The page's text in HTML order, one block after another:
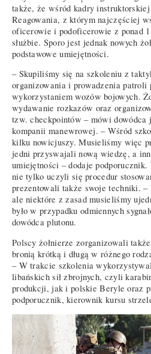
także, że wśród kadry instruktorskiej
Reagowania, z którym najczęściej
oficerowie i podoficerowie z ponad
służbie. Sporo jest jednak nowych
podstawowe umiejętności.
– Skupiliśmy się na szkoleniu z
organizowania i prowadzenia patroli
wykorzystaniem wozów bojowych.
wydawanie rozkazów oraz
tzw. checkpointów – mówi dowódca
kompanii manewrowej. – Wśród
kilku nowicjuszy. Musieliśmy więc
jedni przyswajali nową wiedzę, a
umiejętności – dodaje
nie tylko uczyli się procedur
prezentowali także swoje techniki.
ale niektóre z zasad musieliśmy
było w przypadku odmiennych
dowódca plutonu.
Polscy żołnierze zorganizowali
bronią krótką i długą w różnego
– W trakcie szkolenia
libańskich sił zbrojnych, czyli
produkcji, jak i polskie Beryle oraz
podporucznik, kierownik kursu